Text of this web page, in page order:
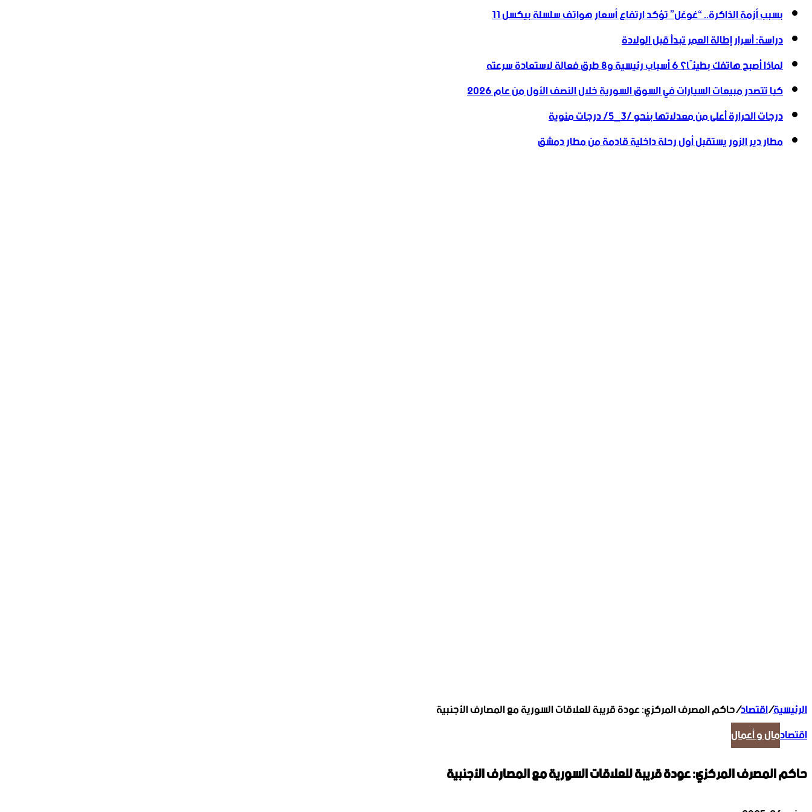
بسبب أزمة الذاكرة.. “غوغل” تؤكد ارتفاع أسعار هواتف سلسلة بيكسل 11
دراسة: أسرار إطالة العمر تبدأ قبل الولادة
لماذا أصبح هاتفك بطيئًا؟ 6 أسباب رئيسية و8 طرق فعالة لاستعادة سرعته
كيا تتصدر مبيعات السيارات في السوق السورية خلال النصف الأول من عام 2026
درجات الحرارة أعلى من معدلاتها بنحو /3_5/ درجات مئوية
مطار دير الزور يستقبل أول رحلة داخلية قادمة من مطار دمشق
الرئيسية/اقتصاد/حاكم المصرف المركزي: عودة قريبة للعلاقات السورية مع المصارف الأجنبية
اقتصادمال و أعمال
حاكم المصرف المركزي: عودة قريبة للعلاقات السورية مع المصارف الأجنبية